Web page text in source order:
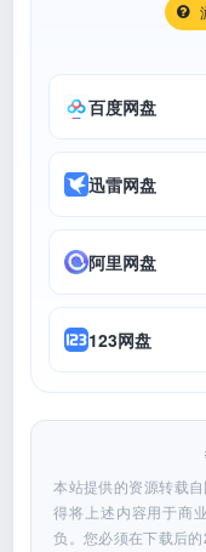
百度网盘
迅雷网盘
阿里网盘
123网盘
本站提供的资源转载
得将上述内容用于商
负。您必须在下载后